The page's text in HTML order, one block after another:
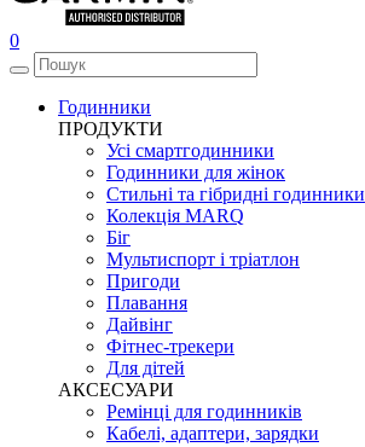
0
Годинники
ПРОДУКТИ
Усі смартгодинники
Годинники для жінок
Стильні та гібридні годинники
Колекція MARQ
Біг
Мультиспорт і тріатлон
Пригоди
Плавання
Дайвінг
Фітнес-трекери
Для дітей
АКСЕСУАРИ
Ремінці для годинників
Кабелі, адаптери, зарядки